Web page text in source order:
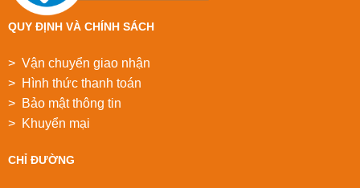
QUY ĐỊNH VÀ CHÍNH SÁCH
> Vận chuyển giao nhận
> Hình thức thanh toán
> Bảo mật thông tin
> Khuyển mại
CHỈ ĐƯỜNG